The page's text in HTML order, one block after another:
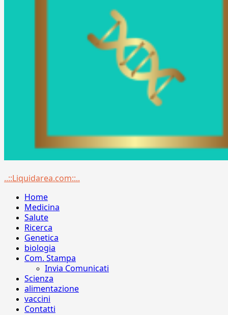
Menu
..::Liquidarea.com::..
Home
Medicina
Salute
Ricerca
Genetica
biologia
Com. Stampa
Invia Comunicati
Scienza
alimentazione
vaccini
Contatti